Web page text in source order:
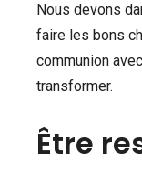
Nous devons
faire les bons
communion
transformer.
Être